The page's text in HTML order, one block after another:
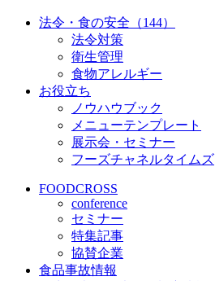
法令・食の安全（144）
法令対策
衛生管理
食物アレルギー
お役立ち
ノウハウブック
メニューテンプレート
展示会・セミナー
フーズチャネルタイムズ
FOODCROSS
conference
セミナー
特集記事
協賛企業
食品事故情報